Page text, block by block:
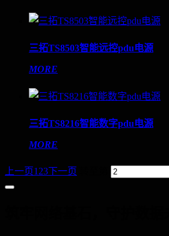
三拓TS8503智能远控pdu电源
MORE
三拓TS8216智能数字pdu电源
MORE
上一页1 23下一页